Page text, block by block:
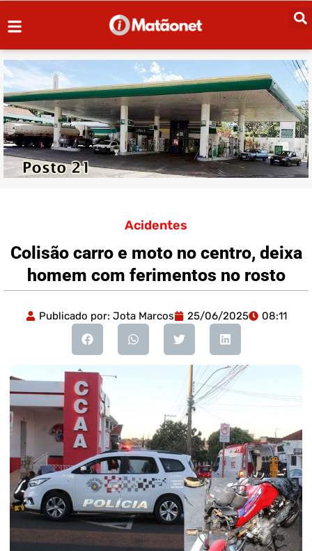
Acidentes
Colisão carro e moto no centro, deixa
homem com ferimentos no rosto
Publicado por: Jota Marcos 25/06/2025 08:11